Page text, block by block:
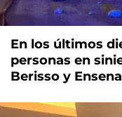
En los últimos
personas en
Berisso y